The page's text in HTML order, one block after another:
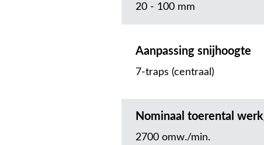
20 - 100 mm
Aanpassing snijhoogte
7-traps (centraal)
Nominaal toerental
2700 omw./min.